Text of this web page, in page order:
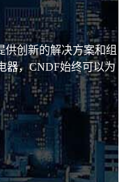
创新的解决方案和组
器，CNDF始终可以为